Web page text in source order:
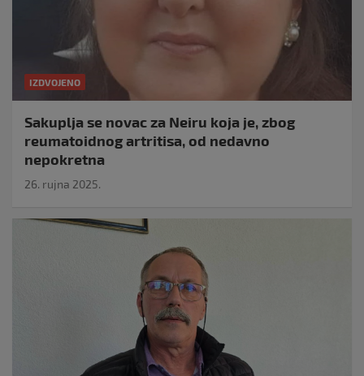
IZDVOJENO
Sakuplja se novac za Neiru koja je, zbog
reumatoidnog artritisa, od nedavno
nepokretna
26. rujna 2025.